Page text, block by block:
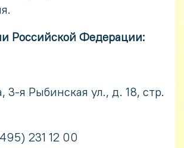
Российской Федерации:
3-я Рыбинская ул., д. 18, стр.
231 12 00